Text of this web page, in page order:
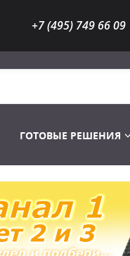
+7 (495) 749 66 09
Лампы
ГОТОВЫЕ РЕШЕНИЯ